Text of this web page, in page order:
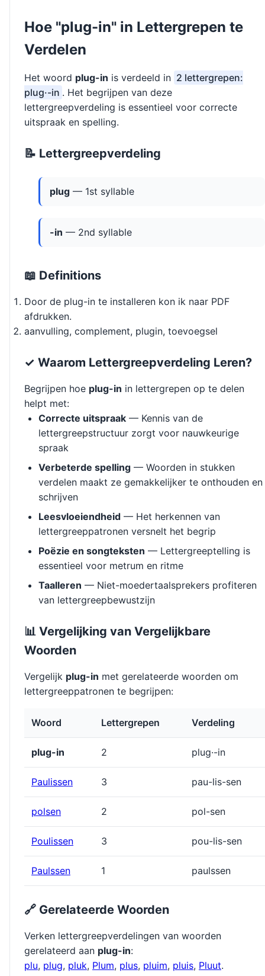
Hoe "plug-in" in Lettergrepen te
Verdelen
Het woord plug-in is verdeeld in 2 lettergrepen:
plug·-in . Het begrijpen van deze
lettergreepverdeling is essentieel voor correcte
uitspraak en spelling.
📝 Lettergreepverdeling
plug — 1st syllable
-in — 2nd syllable
📖 Definitions
Door de plug-in te installeren kon ik naar PDF
afdrukken.
aanvulling, complement, plugin, toevoegsel
✓ Waarom Lettergreepverdeling Leren?
Begrijpen hoe plug-in in lettergrepen op te delen
helpt met:
Correcte uitspraak — Kennis van de
lettergreepstructuur zorgt voor nauwkeurige
spraak
Verbeterde spelling — Woorden in stukken
verdelen maakt ze gemakkelijker te onthouden en
schrijven
Leesvloeiendheid — Het herkennen van
lettergreeppatronen versnelt het begrip
Poëzie en songteksten — Lettergreeptelling is
essentieel voor metrum en ritme
Taalleren — Niet-moedertaalsprekers profiteren
van lettergreepbewustzijn
📊 Vergelijking van Vergelijkbare
Woorden
Vergelijk plug-in met gerelateerde woorden om
lettergreeppatronen te begrijpen:
Woord Lettergrepen Verdeling
plug-in 2 plug·-in
Paulissen 3 pau-lis-sen
polsen 2 pol-sen
Poulissen 3 pou-lis-sen
Paulssen 1 paulssen
🔗 Gerelateerde Woorden
Verken lettergreepverdelingen van woorden
gerelateerd aan plug-in:
plu, plug, pluk, Plum, plus, pluim, pluis, Pluut.